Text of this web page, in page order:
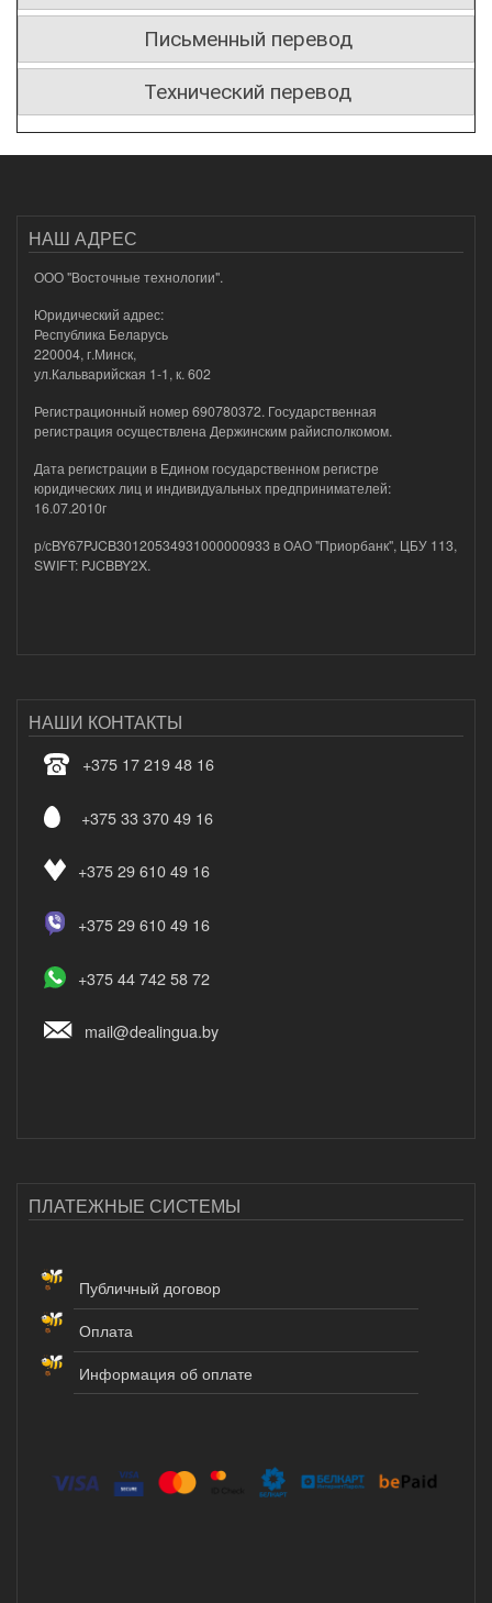
Письменный перевод
Технический перевод
НАШ АДРЕС
ООО "Восточные технологии".
Юридический адрес:
Республика Беларусь
220004, г.Минск,
ул.Кальварийская 1-1, к. 602
Регистрационный номер 690780372. Государственная
регистрация осуществлена Держинским райисполкомом.
Дата регистрации в Едином государственном регистре
юридических лиц и индивидуальных предпринимателей:
16.07.2010г
р/сBY67PJCB30120534931000000933 в ОАО "Приорбанк", ЦБУ 113,
SWIFT: PJCBBY2X.
НАШИ КОНТАКТЫ
+375 17 219 48 16
+375 33 370 49 16
+375 29 610 49 16
+375 29 610 49 16
+375 44 742 58 72
mail@dealingua.by
ПЛАТЕЖНЫЕ СИСТЕМЫ
Публичный договор
Оплата
Информация об оплате